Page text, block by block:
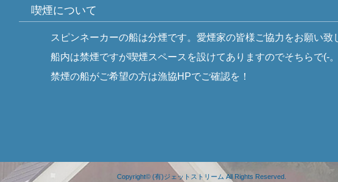
喫煙について
スピンネーカーの船は分煙です。愛煙家の皆様ご協力をお願い致
船内は禁煙ですが喫煙スペースを設けてありますのでそちらで(-
禁煙の船がご希望の方は漁協HPでご確認を！
Copyright© (有)ジェットストリーム All Rights Reserved.